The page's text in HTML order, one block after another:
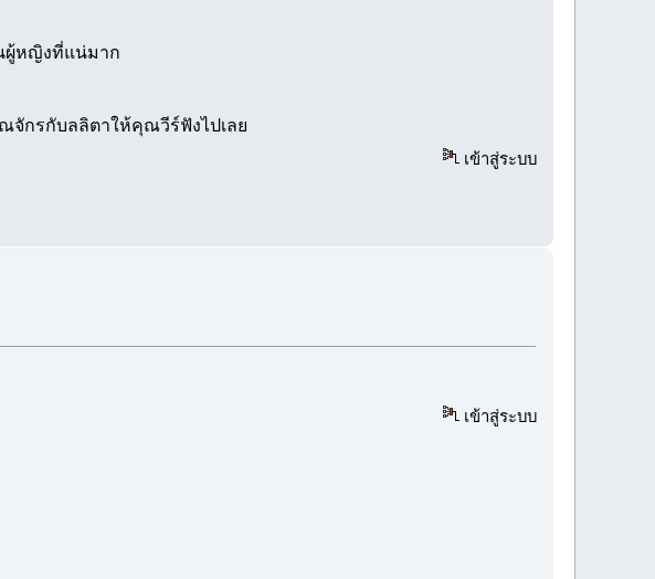
ผู้หญิงที่แน่มาก
จักรกับลลิตาให้คุณวีร์ฟังไปเลย
เข้าสู่ระบบ
เข้าสู่ระบบ